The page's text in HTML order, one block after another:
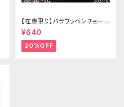
【在庫限り】バラワッペンチョーカ
ー
¥640
20%OFF